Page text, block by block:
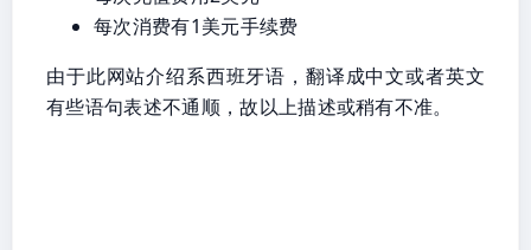
每次消费有1美元手续费
由于此网站介绍系西班牙语，翻译成中文或者英文
有些语句表述不通顺，故以上描述或稍有不准。